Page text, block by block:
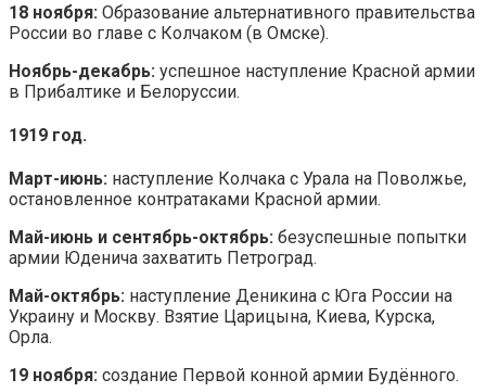
18 ноября: Образование альтернативного правительства
России во главе с Колчаком (в Омске).
Ноябрь-декабрь: успешное наступление Красной армии
в Прибалтике и Белоруссии.
1919 год.
Март-июнь: наступление Колчака с Урала на Поволжье,
остановленное контратаками Красной армии.
Май-июнь и сентябрь-октябрь: безуспешные попытки
армии Юденича захватить Петроград.
Май-октябрь: наступление Деникина с Юга России на
Украину и Москву. Взятие Царицына, Киева, Курска,
Орла.
19 ноября: создание Первой конной армии Будённого.